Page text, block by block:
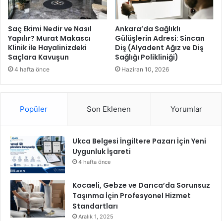
”
K
o
n
f
e
r
”
E
k
A
n
a
o
z
m
e
G
Saç Ekimi Nedir ve Nasıl
Yapılır? Murat Makascı
Klinik ile Hayalinizdeki
Saçlara Kavuşun
4 hafta önce
Ankara’da Sağlıklı
Gülüşlerin Adresi: Sincan
Diş (Alyadent Ağız ve Diş
Sağlığı Polikliniği)
Haziran 10, 2026
Popüler Son Eklenen Yorumlar
Ukca Belgesi İngiltere Pazarı İçin Yeni
Uygunluk İşareti
4 hafta önce
Kocaeli, Gebze ve Darıca’da Sorunsuz
Taşınma İçin Profesyonel Hizmet
Standartları
Aralık 1, 2025